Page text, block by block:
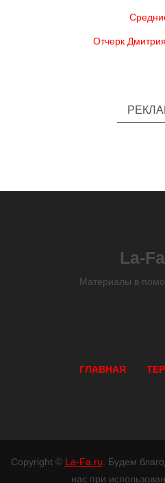
Отчерк
La-
Материалы в
ГЛАВНАЯ
Copyright © La-Fa.ru . Будем
нас при